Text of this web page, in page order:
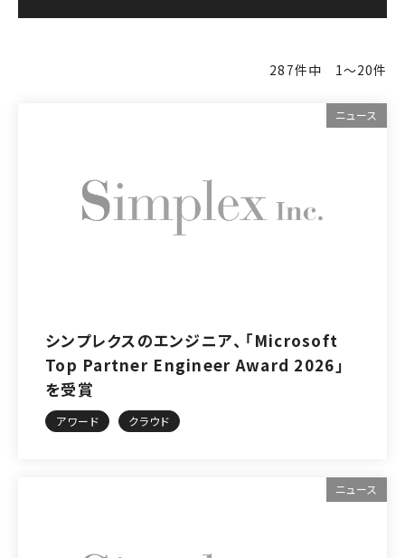
287件中 1〜20件
ニュース
シンプレクスのエンジニア、「Microsoft
Top Partner Engineer Award 2026」
を受賞
アワード クラウド
ニュース